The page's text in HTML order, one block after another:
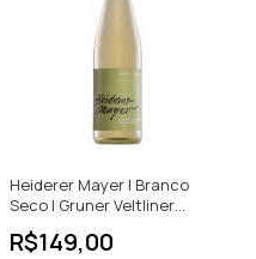
Heiderer Mayer | Branco
Seco | Gruner Veltliner
Strawanzer | Áustria | 750ml
R$149,00